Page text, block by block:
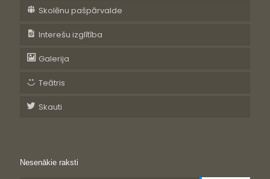
Skolēnu pašpārvalde
Interešu izglītība
Galerija
Teātris
Skauti
Nesenākie raksti